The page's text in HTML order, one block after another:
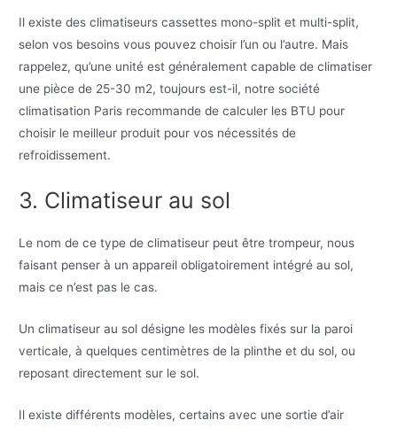
Il existe des climatiseurs cassettes mono-split et multi-split,
selon vos besoins vous pouvez choisir l’un ou l’autre. Mais
rappelez, qu’une unité est généralement capable de climatiser
une pièce de 25-30 m2, toujours est-il, notre société
climatisation Paris recommande de calculer les BTU pour
choisir le meilleur produit pour vos nécessités de
refroidissement.
3. Climatiseur au sol
Le nom de ce type de climatiseur peut être trompeur, nous
faisant penser à un appareil obligatoirement intégré au sol,
mais ce n’est pas le cas.
Un climatiseur au sol désigne les modèles fixés sur la paroi
verticale, à quelques centimètres de la plinthe et du sol, ou
reposant directement sur le sol.
Il existe différents modèles, certains avec une sortie d’air